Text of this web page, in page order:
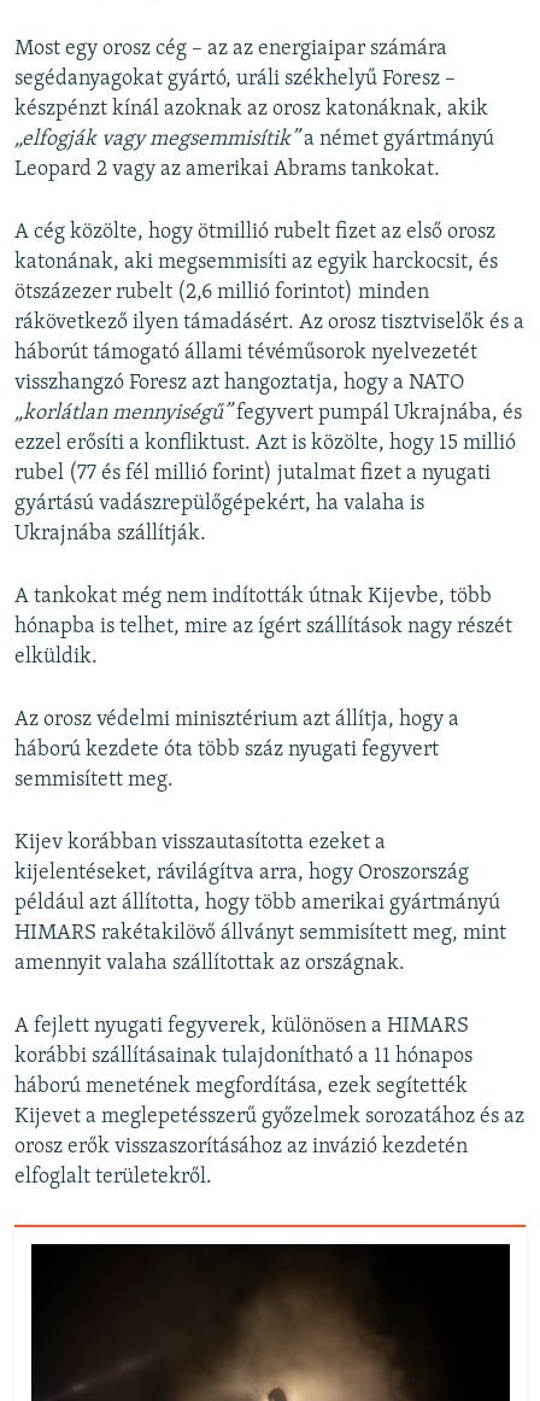
Most egy orosz cég – az az energiaipar számára
segédanyagokat gyártó, uráli székhelyű Foresz –
készpénzt kínál azoknak az orosz katonáknak, akik
„elfogják vagy megsemmisítik”a német gyártmányú
Leopard 2 vagy az amerikai Abrams tankokat.
A cég közölte, hogy ötmillió rubelt fizet az első orosz
katonának, aki megsemmisíti az egyik harckocsit, és
ötszázezer rubelt (2,6 millió forintot) minden
rákövetkező ilyen támadásért. Az orosz tisztviselők és a
háborút támogató állami tévéműsorok nyelvezetét
visszhangzó Foresz azt hangoztatja, hogy a NATO
„korlátlan mennyiségű”fegyvert pumpál Ukrajnába, és
ezzel erősíti a konfliktust. Azt is közölte, hogy 15 millió
rubel (77 és fél millió forint) jutalmat fizet a nyugati
gyártású vadászrepülőgépekért, ha valaha is
Ukrajnába szállítják.
A tankokat még nem indították útnak Kijevbe, több
hónapba is telhet, mire az ígért szállítások nagy részét
elküldik.
Az orosz védelmi minisztérium azt állítja, hogy a
háború kezdete óta több száz nyugati fegyvert
semmisített meg.
Kijev korábban visszautasította ezeket a
kijelentéseket, rávilágítva arra, hogy Oroszország
például azt állította, hogy több amerikai gyártmányú
HIMARS rakétakilövő állványt semmisített meg, mint
amennyit valaha szállítottak az országnak.
A fejlett nyugati fegyverek, különösen a HIMARS
korábbi szállításainak tulajdonítható a 11 hónapos
háború menetének megfordítása, ezek segítették
Kijevet a meglepetésszerű győzelmek sorozatához és az
orosz erők visszaszorításához az invázió kezdetén
elfoglalt területekről.